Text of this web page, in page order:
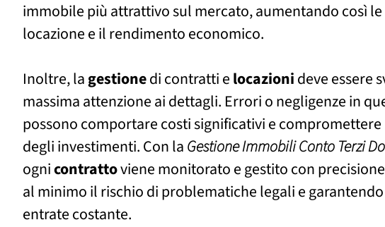
immobile più attrattivo sul mercato, aumentando così
locazione e il rendimento economico.
Inoltre, lagestionedi contratti elocazionideve essere
massima attenzione ai dettagli. Errori o negligenze in
possono comportare costi significativi e
degli investimenti. Con laGestione Immobili Conto Terzi
ognicontrattoviene monitorato e gestito con
al minimo il rischio di problematiche legali e
entrate costante.